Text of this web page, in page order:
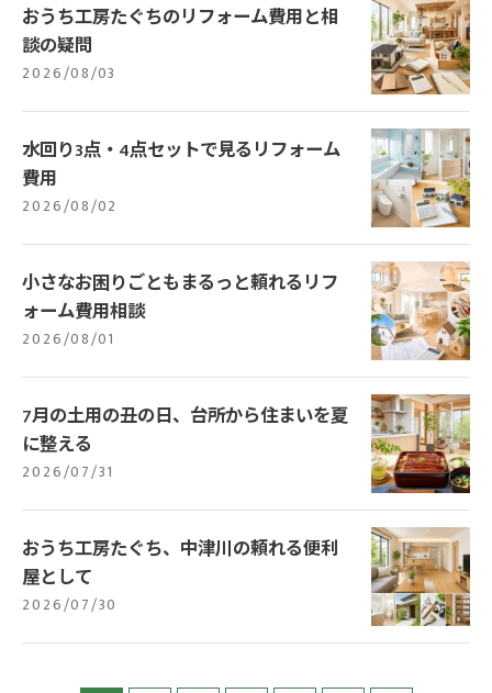
おうち工房たぐちのリフォーム費用と相
談の疑問
2026/08/03
水回り3点・4点セットで見るリフォーム
費用
2026/08/02
小さなお困りごともまるっと頼れるリフ
ォーム費用相談
2026/08/01
7月の土用の丑の日、台所から住まいを夏
に整える
2026/07/31
おうち工房たぐち、中津川の頼れる便利
屋として
2026/07/30